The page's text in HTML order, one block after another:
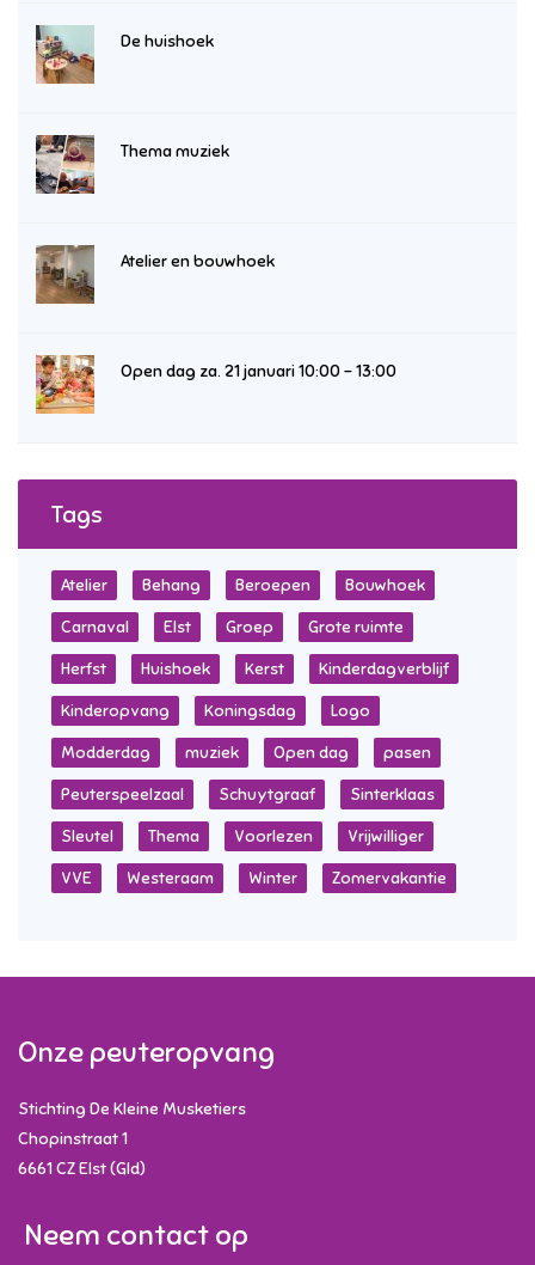
De huishoek
Thema muziek
Atelier en bouwhoek
Open dag za. 21 januari 10:00 – 13:00
Tags
Atelier Behang Beroepen Bouwhoek
Carnaval Elst Groep Grote ruimte
Herfst Huishoek Kerst Kinderdagverblijf
Kinderopvang Koningsdag Logo
Modderdag muziek Open dag pasen
Peuterspeelzaal Schuytgraaf Sinterklaas
Sleutel Thema Voorlezen Vrijwilliger
VVE Westeraam Winter Zomervakantie
Onze peuteropvang
Stichting De Kleine Musketiers
Chopinstraat 1
6661 CZElst (Gld)
Neem contact op